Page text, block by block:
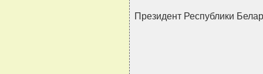
Президент Республики